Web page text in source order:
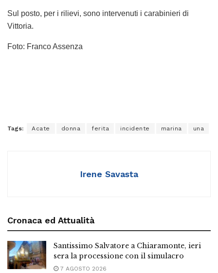
Sul posto, per i rilievi, sono intervenuti i carabinieri di
Vittoria.
Foto: Franco Assenza
Tags: Acate donna ferita incidente marina una
Irene Savasta
Cronaca ed Attualità
Santissimo Salvatore a Chiaramonte, ieri
sera la processione con il simulacro
7 AGOSTO 2026